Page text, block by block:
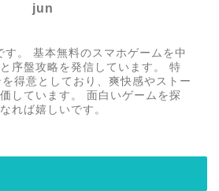
jun
。 基本無料のスマホゲームを中
序盤攻略を発信しています。 特
得意としており、爽快感やストー
しています。 面白いゲームを探
れば嬉しいです。